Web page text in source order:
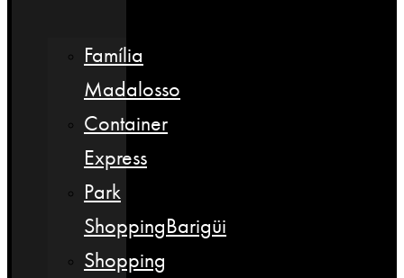
Família
Madalosso
Container
Express
Park
ShoppingBarigüi
Shopping